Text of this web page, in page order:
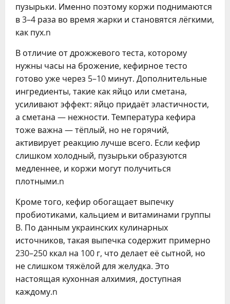
пузырьки. Именно поэтому коржи поднимаются
в 3–4 раза во время жарки и становятся лёгкими,
как пух.n
В отличие от дрожжевого теста, которому
нужны часы на брожение, кефирное тесто
готово уже через 5–10 минут. Дополнительные
ингредиенты, такие как яйцо или сметана,
усиливают эффект: яйцо придаёт эластичности,
а сметана — нежности. Температура кефира
тоже важна — тёплый, но не горячий,
активирует реакцию лучше всего. Если кефир
слишком холодный, пузырьки образуются
медленнее, и коржи могут получиться
плотными.n
Кроме того, кефир обогащает выпечку
пробиотиками, кальцием и витаминами группы
B. По данным украинских кулинарных
источников, такая выпечка содержит примерно
230–250 ккал на 100 г, что делает её сытной, но
не слишком тяжёлой для желудка. Это
настоящая кухонная алхимия, доступная
каждому.n